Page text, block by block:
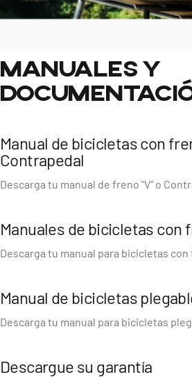
TU TRANQUILIDAD ES
Soporte
Todo lo que necesitas para que tu única
disfrutar del camino. Encuentra
Manuales y
Manual de bicicletas con
Contrapedal
Descarga tu manual de freno "V" o
Manuales de bicicletas con
Descarga tu manual para bicicletas
Manual de bicicletas
Descarga tu manual para bicicletas
Descargue su garantía